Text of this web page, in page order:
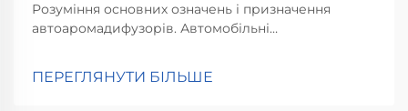
Розуміння основних означень і призначення
автоаромадифузорів. Автомобільні
забезпечуючи той приємний терапевтичний
ПЕРЕГЛЯНУТИ БІЛЬШЕ